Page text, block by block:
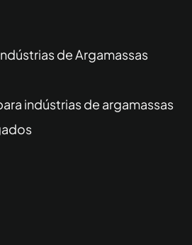
de Argamassas
indústrias de argamassas